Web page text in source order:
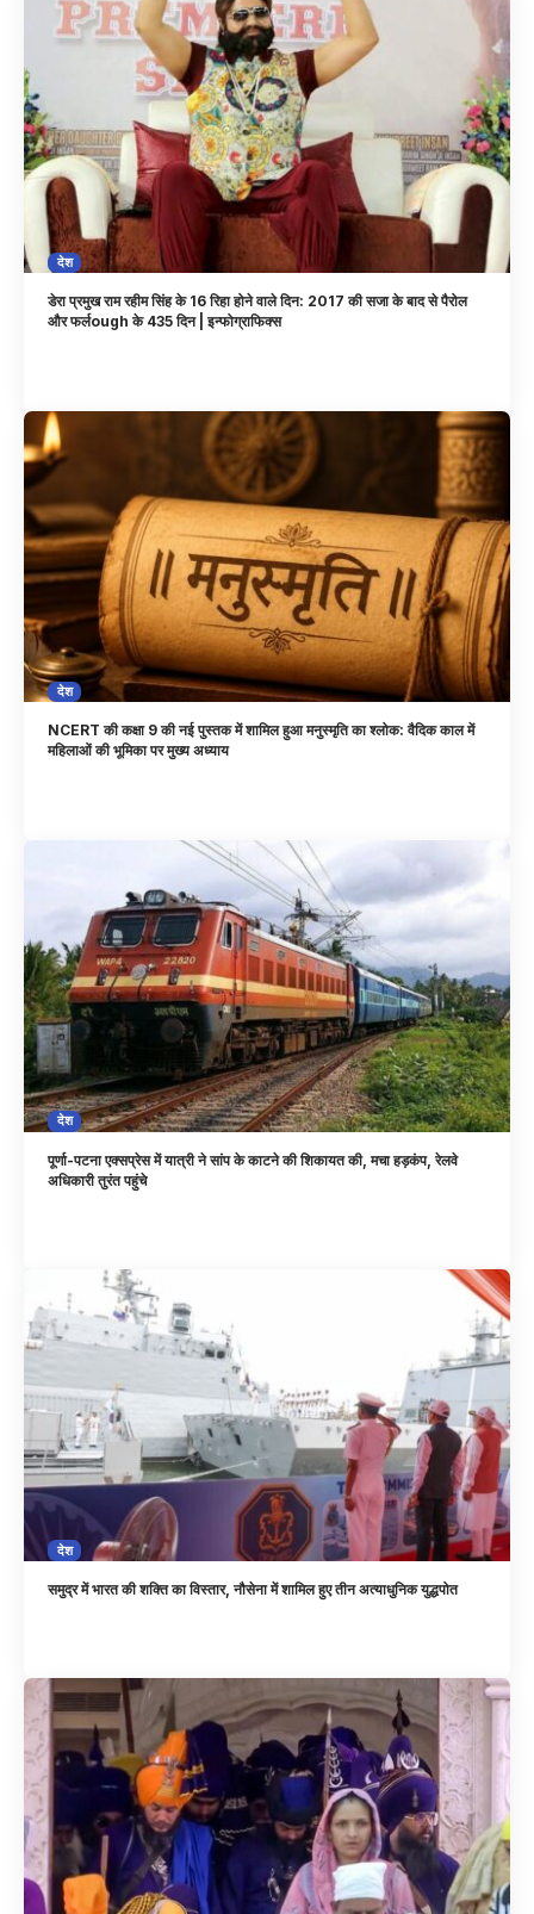
देश
डेरा प्रमुख राम रहीम सिंह के 16 रिहा होने वाले दिन: 2017 की सजा के बाद से पैरोल
और फर्लough के 435 दिन | इन्फोग्राफिक्स
देश
NCERT की कक्षा 9 की नई पुस्तक में शामिल हुआ मनुस्मृति का श्लोक: वैदिक काल में
महिलाओं की भूमिका पर मुख्य अध्याय
देश
पूर्णा-पटना एक्सप्रेस में यात्री ने सांप के काटने की शिकायत की, मचा हड़कंप, रेलवे
अधिकारी तुरंत पहुंचे
देश
समुद्र में भारत की शक्ति का विस्तार, नौसेना में शामिल हुए तीन अत्याधुनिक युद्धपोत